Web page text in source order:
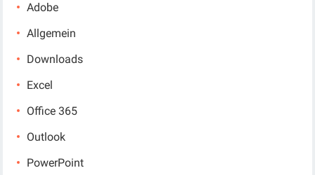
Adobe
Allgemein
Downloads
Excel
Office 365
Outlook
PowerPoint